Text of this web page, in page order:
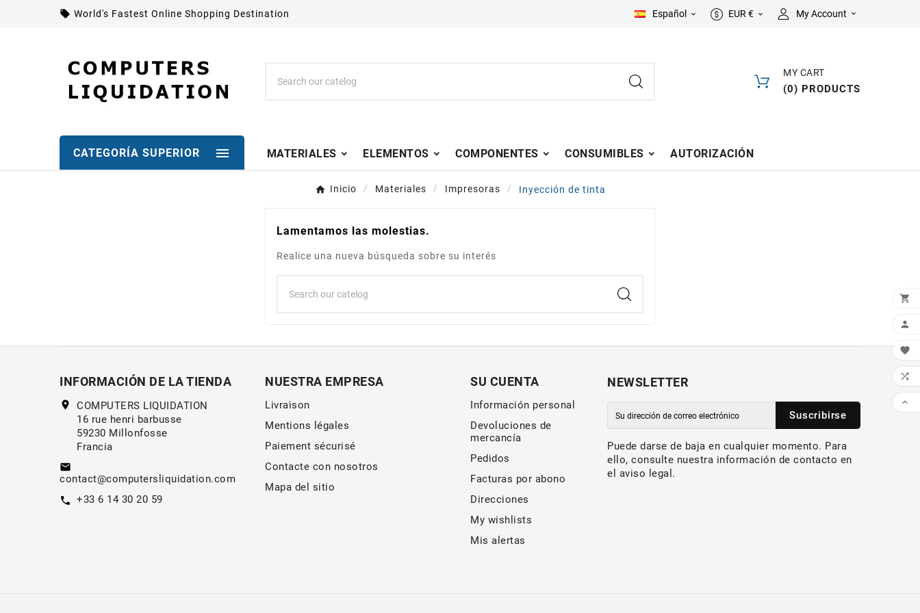
local_offer World's Fastest Online Shopping Destination Español  EUR €  My Account 
MY CART
(0) PRODUCTS
CATEGORÍA SUPERIOR  MATERIALES ELEMENTOS COMPONENTES CONSUMIBLES AUTORIZACIÓN
Inicio Materiales Impresoras Inyección de tinta
Lamentamos las molestias.
Realice una nueva búsqueda sobre su interés
INFORMACIÓN DE LA TIENDA
location_on
COMPUTERS LIQUIDATION
16 rue henri barbusse
59230 Millonfosse
Francia
email
contact@computersliquidation.com
call +33 6 14 30 20 59
NUESTRA EMPRESA
Livraison
Mentions légales
Paiement sécurisé
Contacte con nosotros
Mapa del sitio
SU CUENTA
Información personal
Devoluciones de
mercancía
Pedidos
Facturas por abono
Direcciones
My wishlists
Mis alertas
NEWSLETTER
Suscribirse
Puede darse de baja en cualquier momento. Para
ello, consulte nuestra información de contacto en
el aviso legal.




